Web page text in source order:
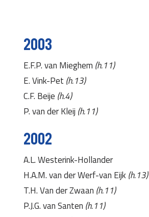
2003
E.F.P. van Mieghem (h.11)
E. Vink-Pet (h.13)
C.F. Beije (h.4)
P. van der Kleij (h.11)
2002
A.L. Westerink-Hollander
H.A.M. van der Werf-van Eijk(h.13)
T.H. Van der Zwaan (h.11)
P.J.G. van Santen (h.11)